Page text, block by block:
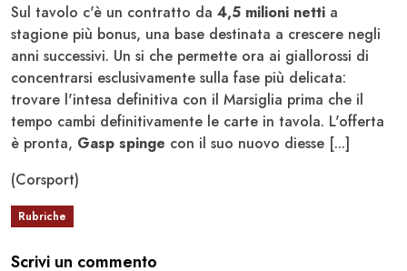
Sul tavolo c'è un contratto da 4,5 milioni netti a
stagione più bonus, una base destinata a crescere negli
anni successivi. Un si che permette ora ai giallorossi di
concentrarsi esclusivamente sulla fase più delicata:
trovare l'intesa definitiva con il Marsiglia prima che il
tempo cambi definitivamente le carte in tavola. L'offerta
è pronta, Gasp spinge con il suo nuovo diesse [...]
(Corsport)
Rubriche
Scrivi un commento